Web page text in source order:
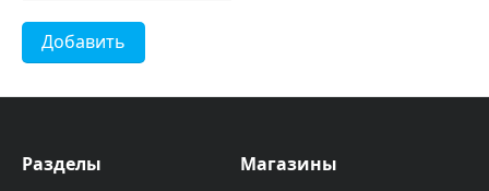
Добавить
Разделы
Магазины